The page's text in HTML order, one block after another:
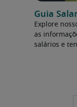
Guia
Explore
as
salários e